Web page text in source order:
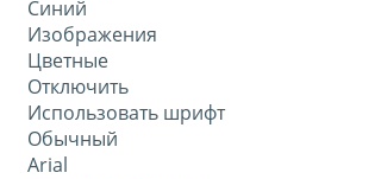
Синий
Изображения
Цветные
Отключить
Использовать шрифт
Обычный
Arial